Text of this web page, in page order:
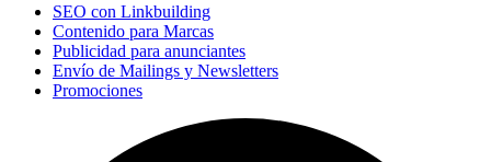
SEO con Linkbuilding
Contenido para Marcas
Publicidad para anunciantes
Envío de Mailings y Newsletters
Promociones